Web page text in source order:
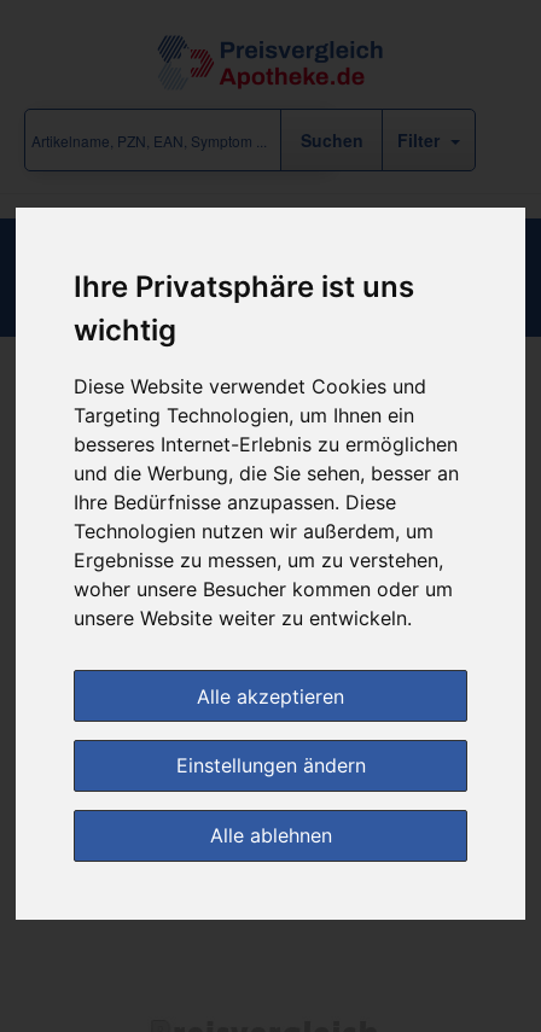
Ihre Privatsphäre ist uns
wichtig
Diese Website verwendet Cookies und
Targeting Technologien, um Ihnen ein
besseres Internet-Erlebnis zu ermöglichen
und die Werbung, die Sie sehen, besser an
Ihre Bedürfnisse anzupassen. Diese
Technologien nutzen wir außerdem, um
Ergebnisse zu messen, um zu verstehen,
woher unsere Besucher kommen oder um
unsere Website weiter zu entwickeln.
Alle akzeptieren
Einstellungen ändern
Alle ablehnen
Filter
EINMALKATHETER TIEMA CH18
Produkt empfehlen
Kein Preis bekannt
Das gewünschte Produkt ist derzeit bei keinem unserer Partner
erhältlich.
(0) Jetzt bewerten!
zur Startseite
Preisalarm